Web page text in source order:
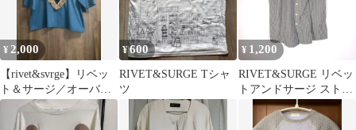
¥ 2,000
【rivet&svrge】リベッ
ト＆サージ／オーバー
サイズカットソー
¥600
RIVET&SURGE Tシャ
ツ
¥ 1,200
RIVET&SURGE リベッ
トアンドサージ ストラ
イプスカート